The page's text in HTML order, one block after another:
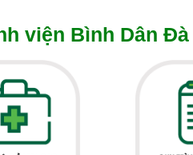
viện Bình Dân Đà